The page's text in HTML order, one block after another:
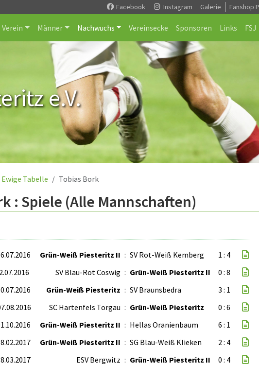
Facebook Instagram Galerie Fanshop
Verein Männer Nachwuchs Vereinsecke Sponsoren Links FSJ
e.V.
Ewige Tabelle Tobias Bork
: Spiele (Alle Mannschaften)
Grün-Weiß Piesteritz II : SV Rot-Weiß Kemberg
1 : 4
SV Blau-Rot Coswig : Grün-Weiß Piesteritz II
0 : 8
Grün-Weiß Piesteritz : SV Braunsbedra
3 : 1
SC Hartenfels Torgau : Grün-Weiß Piesteritz
0 : 6
Grün-Weiß Piesteritz II : Hellas Oranienbaum
6 : 1
Grün-Weiß Piesteritz II : SG Blau-Weiß Klieken
2 : 4
ESV Bergwitz : Grün-Weiß Piesteritz II 0 : 4